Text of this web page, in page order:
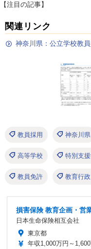
【注目の記事】
関連リンク
神奈川県：公立学校教
教員採用 神奈川県
高等学校 特別支
教員免許 教育行
損害保険 教育企画・営
日本生命保険相互会社
東京都
年収1,000万円～